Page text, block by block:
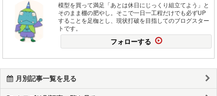
模型を買って満足「あとは休日にじっくり組立てよう」と
そのまま棚の肥やし。そこで一日一工程だけでも必ずUP
することを足枷とし、現状打破を目指してのブログスター
トです。
フォローする
月別記事一覧を見る